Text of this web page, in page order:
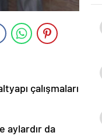
çalışmaları
aylardır da